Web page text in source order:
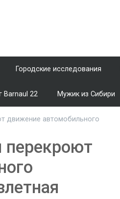
Городские исследования
Barnaul 22 Мужик из Сибири
движение автомобильного
перекроют